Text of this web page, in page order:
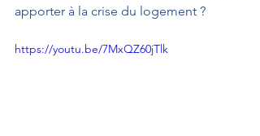
apporter à la crise du logement ?
https://youtu.be/7MxQZ60jTlk